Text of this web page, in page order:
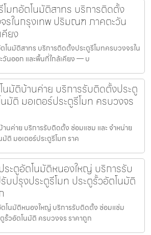
มทอัตโนมัติสาทร บริการติดตั้ง
รในกรุงเทพ ปริมณฑ ภาคตะวัน
ยง
โนมัติสาทร บริการติดตั้งประตูรีโมทครบวงจรใน
นออก และพื้นที่ใกล้เคียง — บ
มัติบ้านค่าย บริการรับติดตั้งประตู
มัติ มอเตอร์ประตูรีโมท ครบวงจร
นค่าย บริการรับติดตั้ง ซ่อมแซม และ จำหน่าย
ติ มอเตอร์ประตูรีโมท ราค
ะตูอัตโนมัติหนองใหญ่ บริการรับ
ปรุงประตูรีโมท ประตูรั้วอัตโนมัติ
โนมัติหนองใหญ่ บริการรับติดตั้ง ซ่อมแซ่ม
รั้วอัตโนมัติ ครบวงจร ราคาถูก